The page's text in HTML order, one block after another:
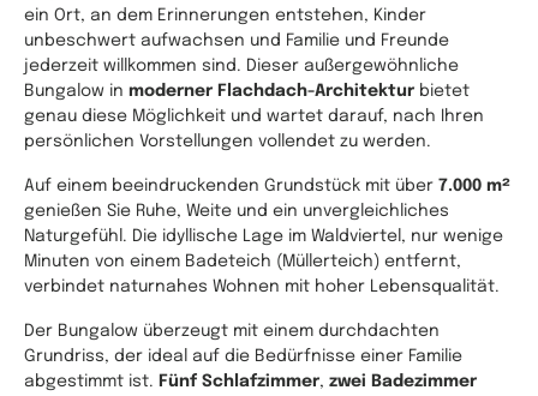
ein Ort, an dem Erinnerungen entstehen, Kinder
unbeschwert aufwachsen und Familie und Freunde
jederzeit willkommen sind. Dieser außergewöhnliche
Bungalow in moderner Flachdach-Architektur bietet
genau diese Möglichkeit und wartet darauf, nach Ihren
persönlichen Vorstellungen vollendet zu werden.
Auf einem beeindruckenden Grundstück mit über 7.000 m²
genießen Sie Ruhe, Weite und ein unvergleichliches
Naturgefühl. Die idyllische Lage im Waldviertel, nur wenige
Minuten von einem Badeteich (Müllerteich) entfernt,
verbindet naturnahes Wohnen mit hoher Lebensqualität.
Der Bungalow überzeugt mit einem durchdachten
Grundriss, der ideal auf die Bedürfnisse einer Familie
abgestimmt ist. Fünf Schlafzimmer, zwei Badezimmer